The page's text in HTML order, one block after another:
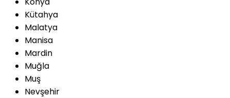
Kütahya
Malatya
Manisa
Mardin
Muğla
Muş
Nevşehir